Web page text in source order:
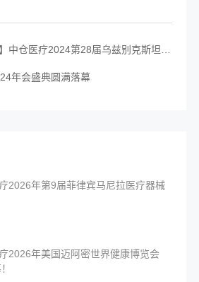
上一篇：【展会报道】中仓医疗2024第28届乌兹别克斯坦塔什干国际医疗展（TIHE）圆满落幕！
年会盛典圆满落幕
2026年第9届菲律宾马尼拉医疗器械
2026年美国迈阿密世界健康博览会